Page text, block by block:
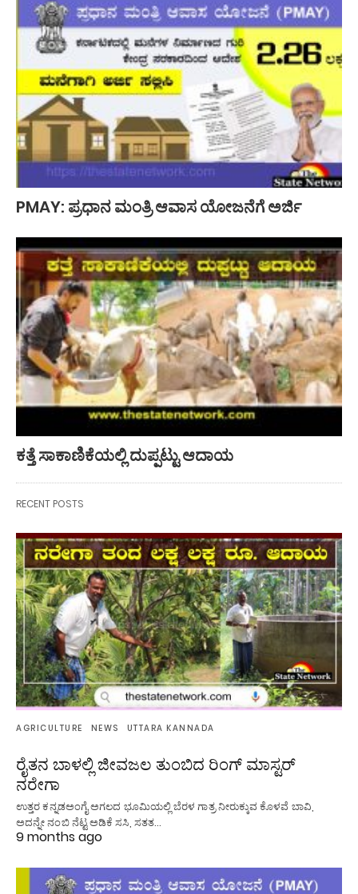
PMAY: ಪ್ರಧಾನ ಮಂತ್ರಿ ಆವಾಸ ಯೋಜನೆಗೆ ಅರ್ಜಿ
ಕತ್ತೆ ಸಾಕಾಣಿಕೆಯಲ್ಲಿ ದುಪ್ಪಟ್ಟು ಆದಾಯ
RECENT POSTS
AGRICULTURE NEWS UTTARA KANNADA
ರೈತನ ಬಾಳಲ್ಲಿ ಜೀವಜಲ ತುಂಬಿದ ರಿಂಗ್ ಮಾಸ್ಟರ್
ನರೇಗಾ
ಉತ್ತರ ಕನ್ನಡಅಂಗೈ ಅಗಲದ ಭೂಮಿಯಲ್ಲಿ ಬೆರಳ ಗಾತ್ರ ನೀರುಕ್ಕುವ ಕೊಳವೆ ಬಾವಿ,
ಅದನ್ನೇ ನಂಬಿ ನೆಟ್ಟ ಅಡಿಕೆ ಸಸಿ, ಸತತ…
9 months ago